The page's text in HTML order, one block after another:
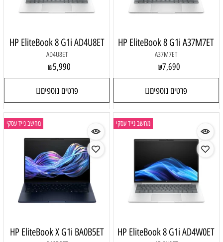
HP EliteBook 8 G1i A37M7ET
A37M7ET
₪7,690
פרטים נוספים
HP EliteBook 8 G1i AD4U8ET
AD4U8ET
₪5,990
פרטים נוספים
מחשב נייד עסקי
HP EliteBook 8 G1i AD4W0ET
מחשב נייד עסקי
HP EliteBook X G1i BA0B5ET